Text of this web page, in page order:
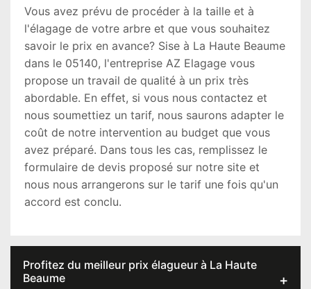
Vous avez prévu de procéder à la taille et à
l'élagage de votre arbre et que vous souhaitez
savoir le prix en avance? Sise à La Haute Beaume
dans le 05140, l'entreprise AZ Elagage vous
propose un travail de qualité à un prix très
abordable. En effet, si vous nous contactez et
nous soumettiez un tarif, nous saurons adapter le
coût de notre intervention au budget que vous
avez préparé. Dans tous les cas, remplissez le
formulaire de devis proposé sur notre site et
nous nous arrangerons sur le tarif une fois qu'un
accord est conclu.
Profitez du meilleur prix élagueur à La Haute
Beaume